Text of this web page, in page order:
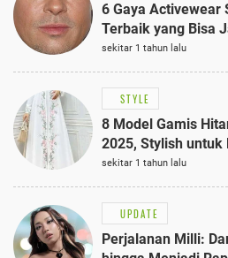
6 Gaya Activewear
Terbaik yang Bisa
sekitar 1 tahun lalu
STYLE
8 Model Gamis
2025, Stylish untuk
Semi-Formal
sekitar 1 tahun lalu
UPDATE
Perjalanan Milli: